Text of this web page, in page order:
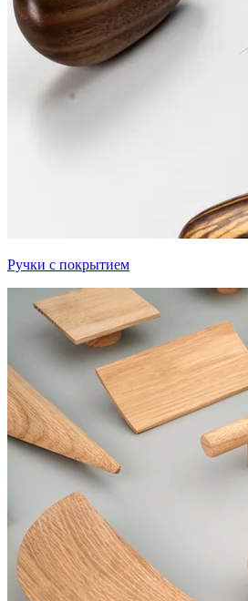
Ручки с покрытием